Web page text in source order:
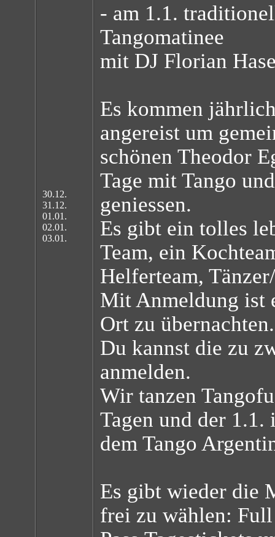
30.12.
31.12.
01.01.
02.01.
03.01.
- am 1.1.
Tangomatinee
mit DJ Florian
Es kommen
angereist um
schönen Theodor
Tage mit Tango
geniessen.
Es gibt ein tolles
Team, ein
Helferteam,
Mit Anmeldung ist
Ort zu übernachten.
Du kannst die zu
anmelden.
Wir tanzen
Tagen und der
dem Tango
Es gibt wieder die
frei zu wählen: Full